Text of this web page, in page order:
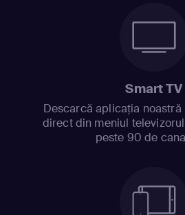
Smart TV
Descarcă aplicația noastră
direct din meniul
peste 90 de